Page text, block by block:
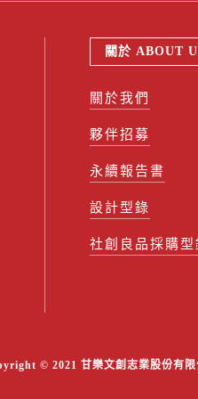
關於 ABOUT
關於我們
夥伴招募
永續報告書
設計型錄
社創良品採購型
© 2021 甘樂文創志業股份有